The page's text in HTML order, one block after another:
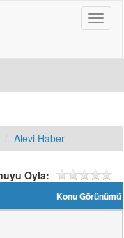
Alevi Haber
Oyla:
Konu Görünümü